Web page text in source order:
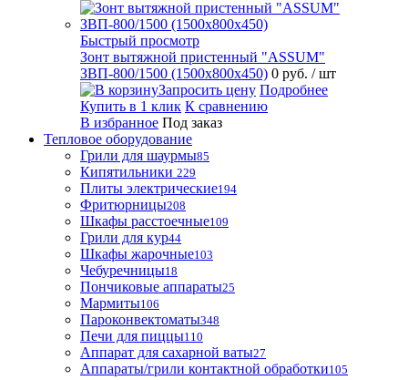
Быстрый просмотр
Зонт вытяжной пристенный "ASSUM"
ЗВП-800/1500 (1500х800х450) 0 руб. / шт
Запросить цену Подробнее
Купить в 1 клик К сравнению
В избранное Под заказ
Тепловое оборудование
Грили для шаурмы85
Кипятильники 229
Плиты электрические194
Фритюрницы208
Шкафы расстоечные109
Грили для кур44
Шкафы жарочные103
Чебуречницы18
Пончиковые аппараты25
Мармиты106
Пароконвектоматы348
Печи для пиццы110
Аппарат для сахарной ваты27
Аппараты/грили контактной обработки105